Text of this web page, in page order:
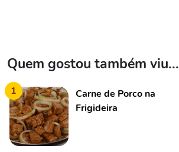
Quem gostou também viu...
1
Carne de Porco na
Frigideira